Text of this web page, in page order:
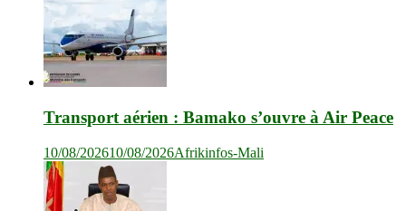
Transport aérien : Bamako s’ouvre à Air Peace
10/08/202610/08/2026Afrikinfos-Mali